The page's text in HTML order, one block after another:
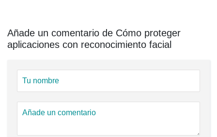
Añade un comentario de Cómo proteger
aplicaciones con reconocimiento facial